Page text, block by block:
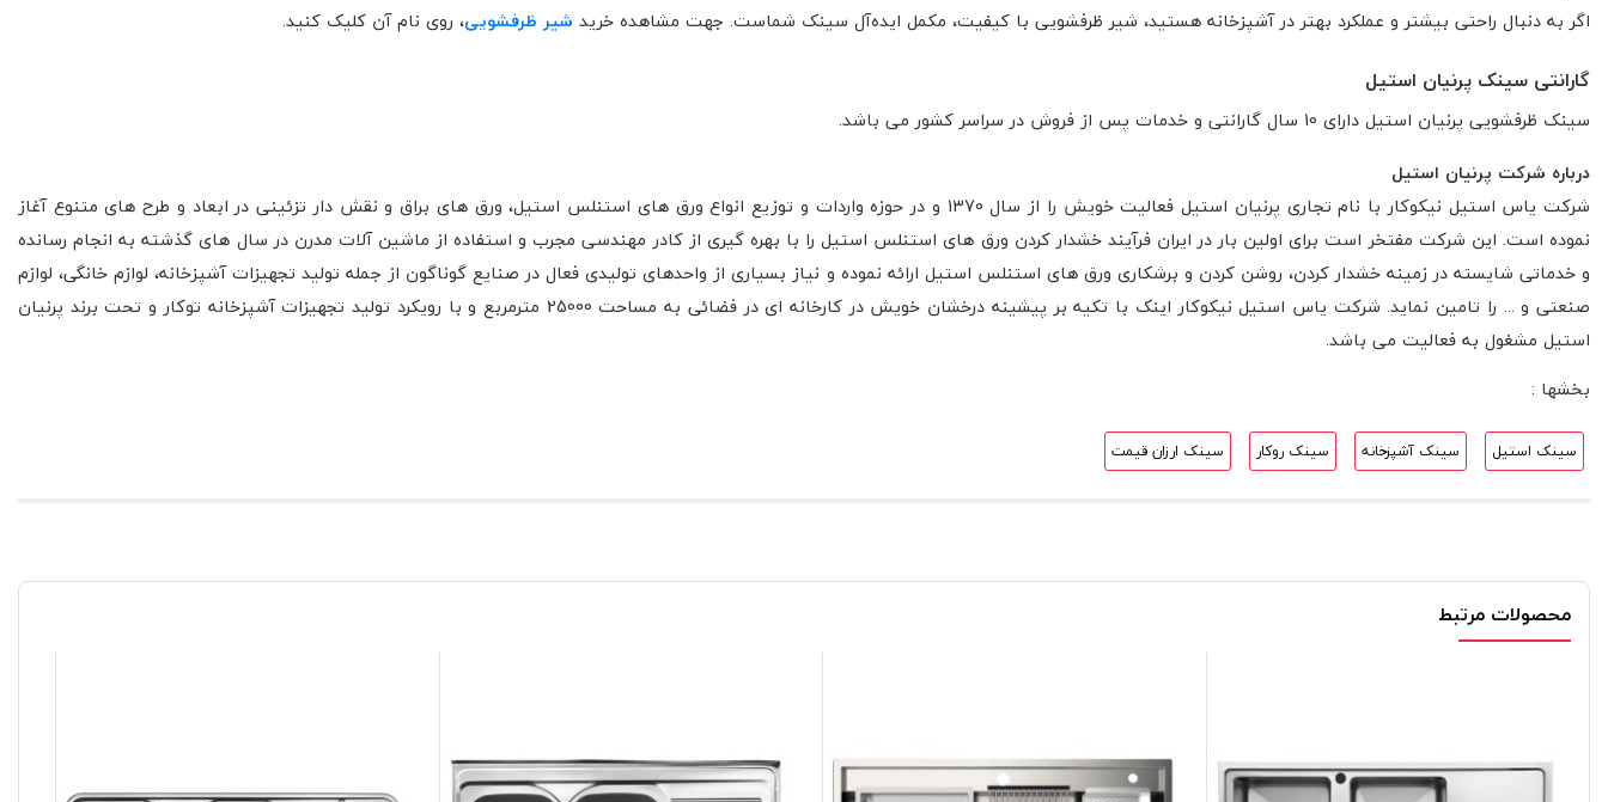
اگر به دنبال راحتی بیشتر و عملکرد بهتر در آشپزخانه هستید، شیر ظرفشویی با کیفیت، مکمل ایده‌آل سینک شماست. جهت مشاهده خرید شیر ظرفشویی، روی نام آن کلیک کنید.
گارانتی سینک پرنیان استیل
سینک ظرفشویی پرنیان استیل دارای 10 سال گارانتی و خدمات پس از فروش در سراسر کشور می باشد.
درباره شرکت پرنیان استیل
شرکت یاس استیل نیکوکار با نام تجاری پرنیان استیل فعالیت خویش را از سال 1370 و در حوزه واردات و توزیع انواع ورق های استنلس استیل، ورق های براق و نقش دار تزئینی در ابعاد و طرح های متنوع آغاز
نموده است. این شرکت مفتخر است برای اولین بار در ایران فرآیند خشدار کردن ورق های استنلس استیل را با بهره گیری از کادر مهندسی مجرب و استفاده از ماشین آلات مدرن در سال های گذشته به انجام رسانده
و خدماتی شایسته در زمینه خشدار کردن، روشن کردن و برشکاری ورق های استنلس استیل ارائه نموده و نیاز بسیاری از واحدهای تولیدی فعال در صنایع گوناگون از جمله تولید تجهیزات آشپزخانه، لوازم خانگی، لوازم
صنعتی و ... را تامین نماید. شرکت یاس استیل نیکوکار اینک با تکیه بر پیشینه درخشان خویش در کارخانه ای در فضائی به مساحت 25000 مترمربع و با رویکرد تولید تجهیزات آشپزخانه توکار و تحت برند پرنیان
استیل مشغول به فعالیت می باشد.
بخشها :
سینک استیل سینک آشپزخانه سینک روکار سینک ارزان قیمت
محصولات مرتبط